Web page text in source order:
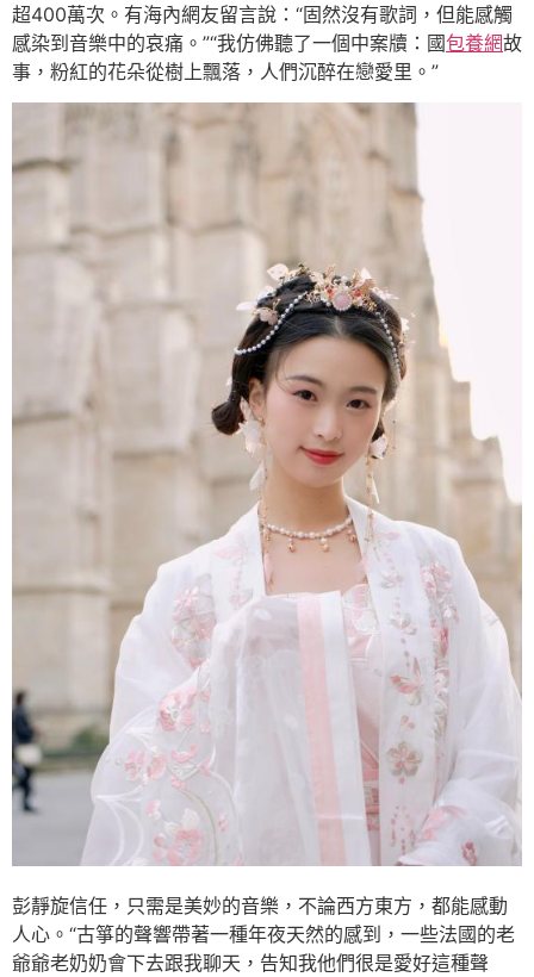
超400萬次。有海內網友留言說：“固然沒有歌詞，但能感觸
感染到音樂中的哀痛。”“我仿佛聽了一個中案牘：國包養網故
事，粉紅的花朵從樹上飄落，人們沉醉在戀愛里。”
彭靜旋信任，只需是美妙的音樂，不論西方東方，都能感動
人心。“古箏的聲響帶著一種年夜天然的感到，一些法國的老
爺爺老奶奶會下去跟我聊天，告知我他們很是愛好這種聲